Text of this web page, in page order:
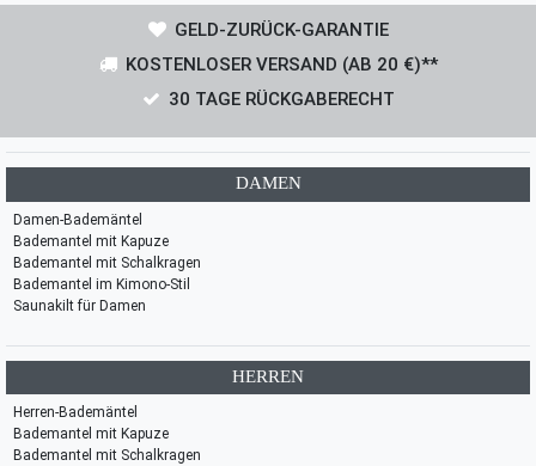
GELD-ZURÜCK-GARANTIE
KOSTENLOSER VERSAND (AB 20 €)**
30 TAGE RÜCKGABERECHT
DAMEN
Damen-Bademäntel
Bademantel mit Kapuze
Bademantel mit Schalkragen
Bademantel im Kimono-Stil
Saunakilt für Damen
HERREN
Herren-Bademäntel
Bademantel mit Kapuze
Bademantel mit Schalkragen